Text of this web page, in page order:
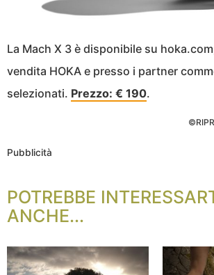
La Mach X 3 è disponibile su
vendita HOKA e presso i partner
selezionati. Prezzo: € 190.
Pubblicità
POTREBBE
ANCHE...